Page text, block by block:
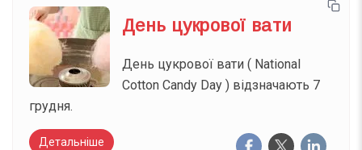
День цукрової вати
День цукрової вати ( National
Cotton Candy Day ) відзначають 7
грудня.
Детальніше